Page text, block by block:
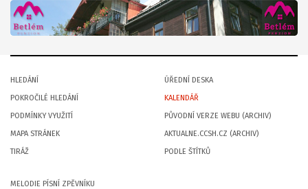
HLEDÁNÍ
POKROČILÉ HLEDÁNÍ
PODMÍNKY VYUŽITÍ
MAPA STRÁNEK
TIRÁŽ
ÚŘEDNÍ DESKA
KALENDÁŘ
PŮVODNÍ VERZE WEBU (ARCHIV)
AKTUALNE.CCSH.CZ (ARCHIV)
PODLE ŠTÍTKŮ
MELODIE PÍSNÍ ZPĚVNÍKU